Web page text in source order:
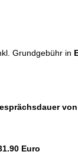
Grundgebühr in
Euro